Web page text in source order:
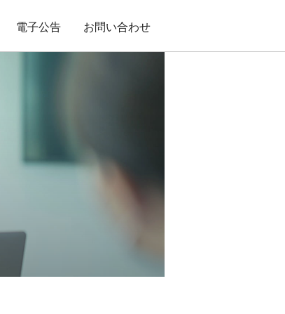
電子公告 お問い合わせ